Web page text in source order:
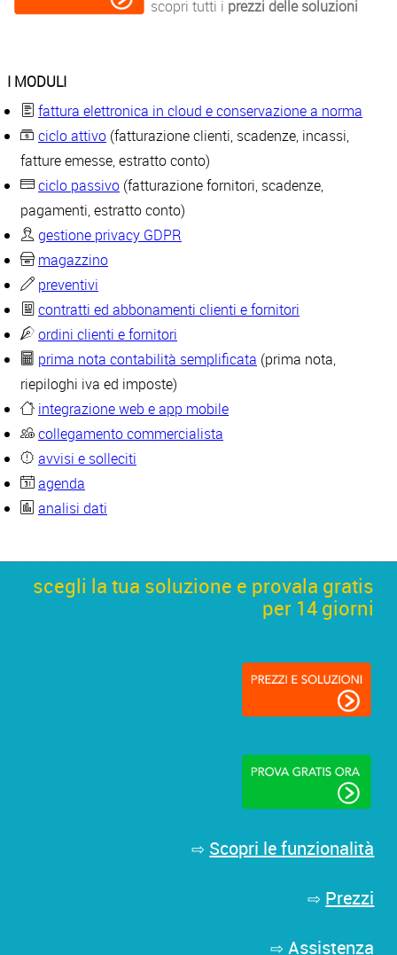
scopri tutti i prezzi delle soluzioni
I MODULI
fattura elettronica in cloud e conservazione a norma
ciclo attivo (fatturazione clienti, scadenze, incassi,
fatture emesse, estratto conto)
ciclo passivo (fatturazione fornitori, scadenze,
pagamenti, estratto conto)
gestione privacy GDPR
magazzino
preventivi
contratti ed abbonamenti clienti e fornitori
ordini clienti e fornitori
prima nota contabilità semplificata (prima nota,
riepiloghi iva ed imposte)
integrazione web e app mobile
collegamento commercialista
avvisi e solleciti
agenda
analisi dati
scegli la tua soluzione e provala gratis
per 14 giorni
⇨ Scopri le funzionalità
⇨ Prezzi
⇨ Assistenza